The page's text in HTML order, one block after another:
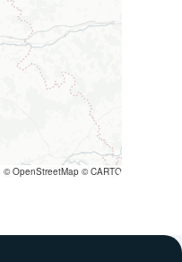
© OpenStreetMap © CARTO